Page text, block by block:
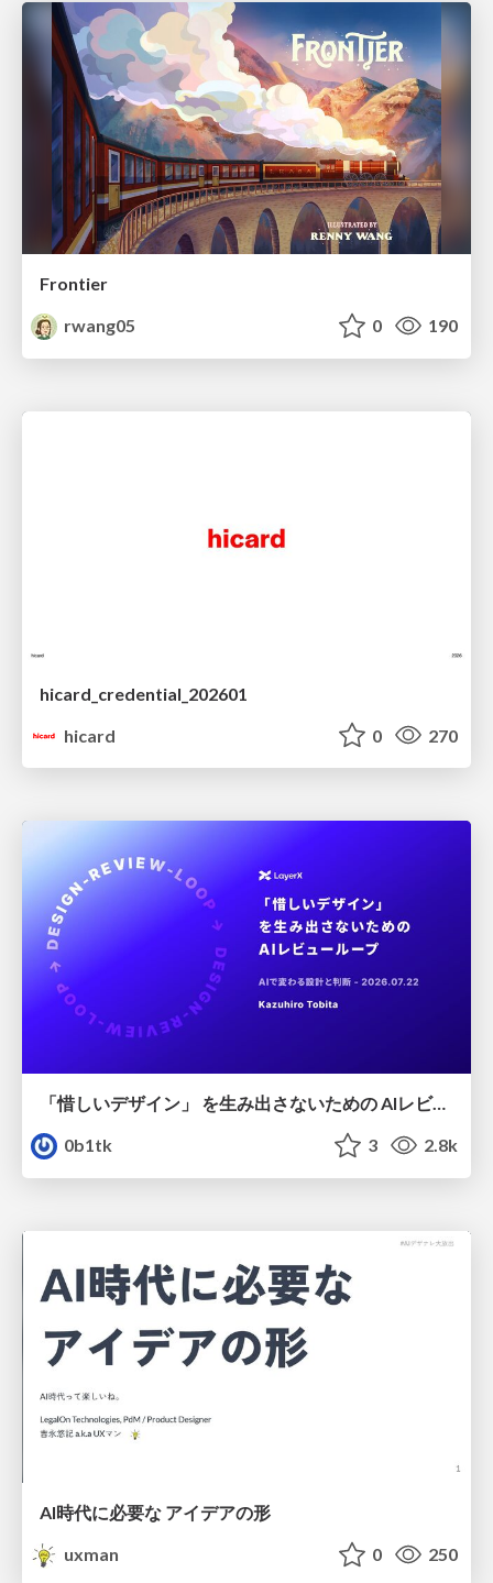
Frontier
rwang05
0 190
hicard_credential_202601
hicard
0 270
「惜しいデザイン」 を生み出さないための AIレビューループ
0b1tk
3 2.8k
AI時代に必要な アイデアの形
uxman
0 250